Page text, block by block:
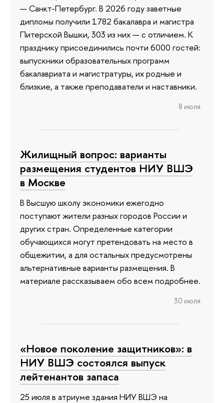
— Санкт-Петербург. В 2026 году заветные
дипломы получили 1782 бакалавра и магистра
Питерской Вышки, 303 из них — с отличием. К
празднику присоединились почти 6000 гостей:
выпускники образовательных программ
бакалавриата и магистратуры, их родные и
близкие, а также преподаватели и наставники.
8 июля
Жилищный вопрос: варианты
размещения студентов НИУ ВШЭ
в Москве
В Высшую школу экономики ежегодно
поступают жители разных городов России и
других стран. Определенные категории
обучающихся могут претендовать на место в
общежитии, а для остальных предусмотрены
альтернативные варианты размещения. В
материале рассказываем обо всем подробнее.
30 июля
«Новое поколение защитников»: в
НИУ ВШЭ состоялся выпуск
лейтенантов запаса
25 июля в атриуме здания НИУ ВШЭ на